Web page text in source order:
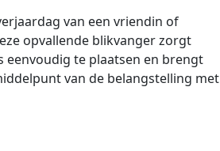
van een vriendin of
opvallende blikvanger zorgt
eenvoudig te plaatsen en brengt
van de belangstelling met